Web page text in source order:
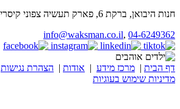
חנות היבואן, ברקת 6, פארק תעשיה צפוני קיסריה
info@waksman.co.il, 04-6249362
דף הבית | מרכז מידע | אודות | הצהרת נגישות
מדיניות שימוש בעוגיות